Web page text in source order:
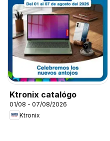
Ktronix catalógo
01/08 - 07/08/2026
Ktronix